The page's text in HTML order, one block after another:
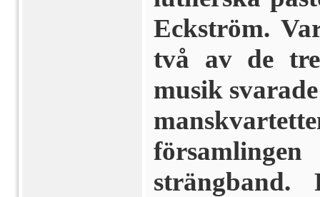
Eckström.
två av de
musik
strängband.